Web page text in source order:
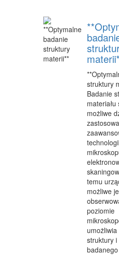
struktury
Badanie
możliwe
temu
możliwe
poziomie
struktury i